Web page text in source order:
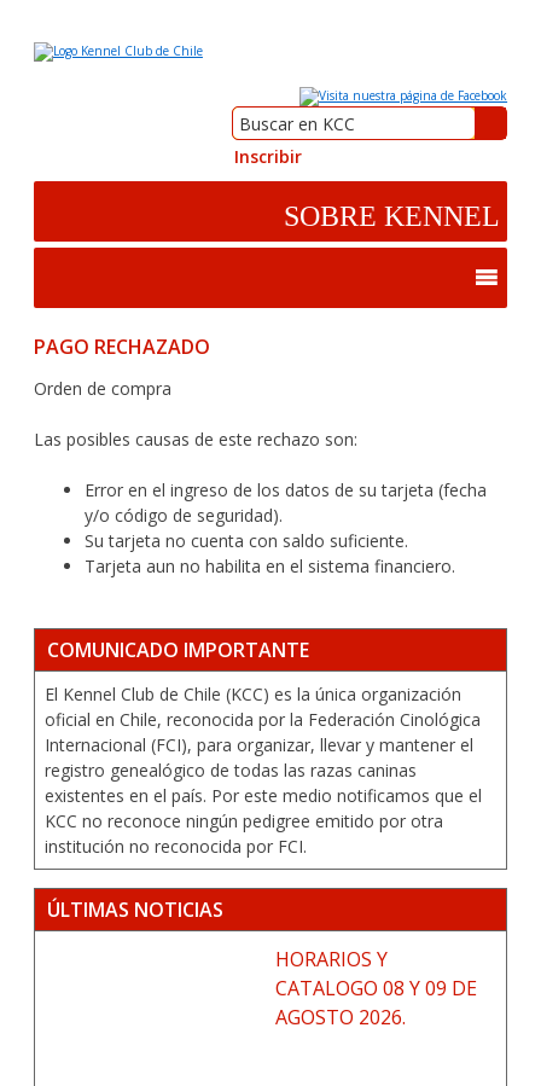
Inscribir
PAGO RECHAZADO
Orden de compra
Las posibles causas de este rechazo son:
Error en el ingreso de los datos de su tarjeta (fecha
y/o código de seguridad).
Su tarjeta no cuenta con saldo suficiente.
Tarjeta aun no habilita en el sistema financiero.
COMUNICADO IMPORTANTE
El Kennel Club de Chile (KCC) es la única organización
oficial en Chile, reconocida por la Federación Cinológica
Internacional (FCI), para organizar, llevar y mantener el
registro genealógico de todas las razas caninas
existentes en el país. Por este medio notificamos que el
KCC no reconoce ningún pedigree emitido por otra
institución no reconocida por FCI.
ÚLTIMAS NOTICIAS
HORARIOS Y
CATALOGO 08 Y 09 DE
AGOSTO 2026.